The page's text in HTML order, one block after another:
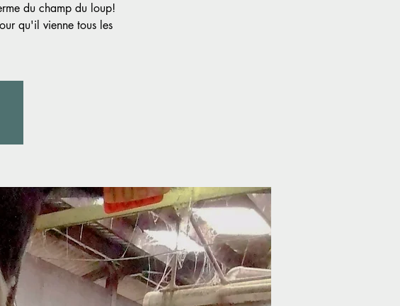
du champ du loup!
qu'il vienne tous les